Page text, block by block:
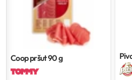
Coop pršut90 g